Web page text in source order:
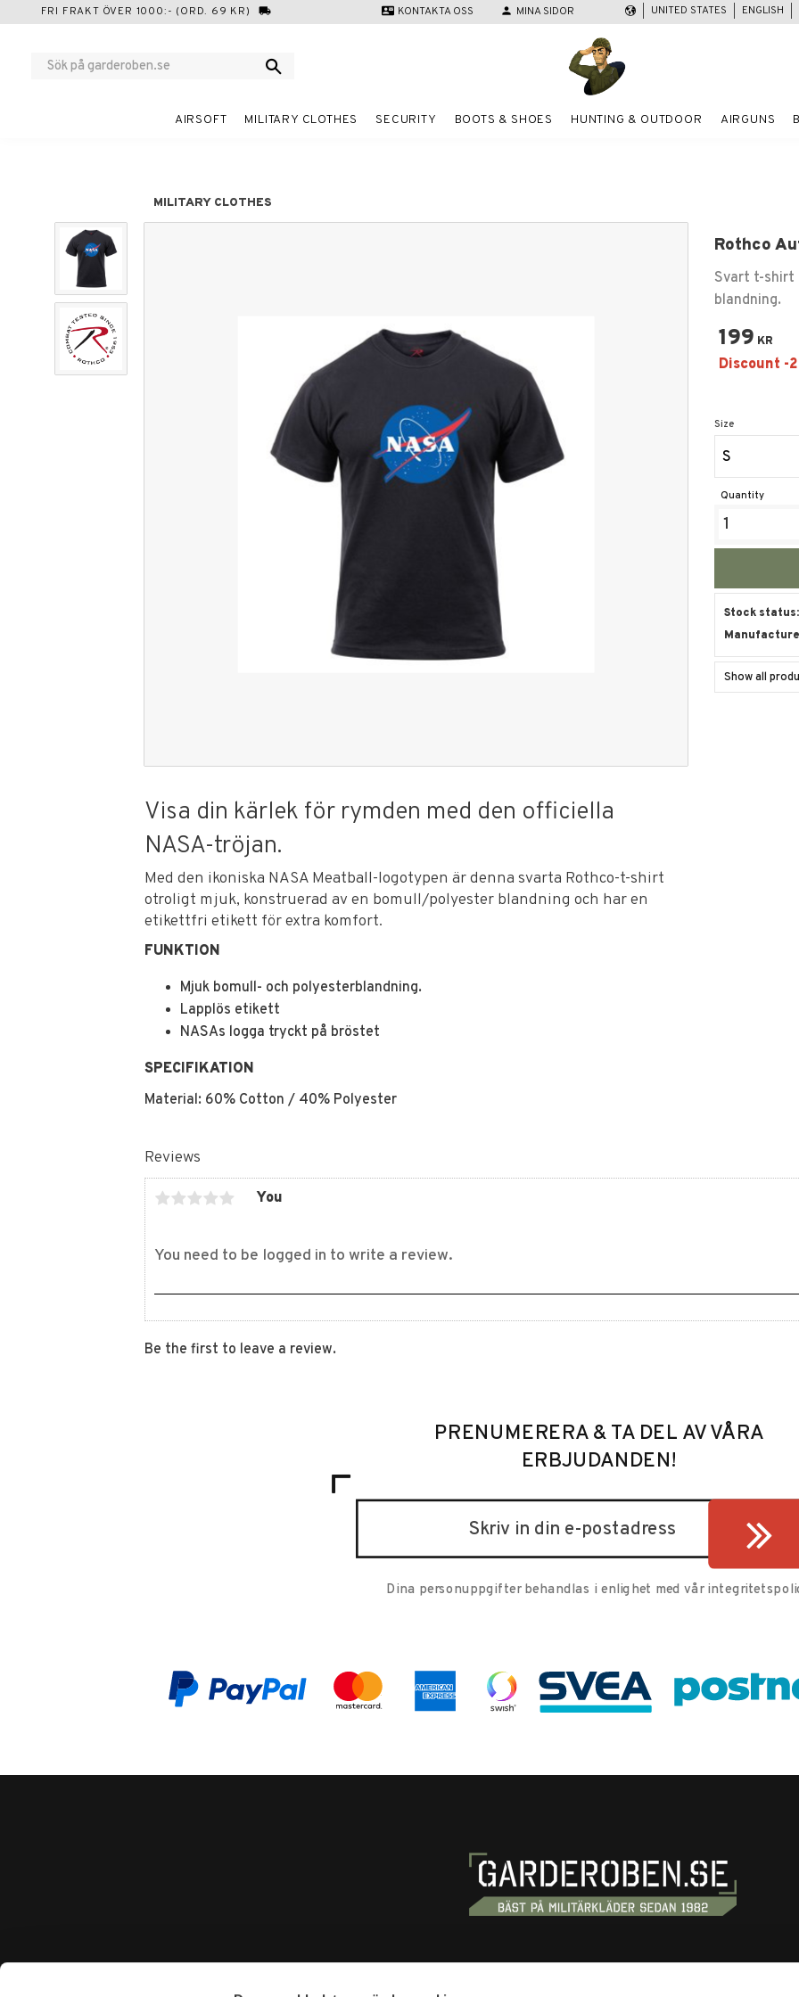
FRI FRAKT ÖVER 1000:- (ORD. 69 KR) local_shipping contact_mail KONTAKTA OSS person MINA SIDOR UNITED STATES ENGLISH
AIRSOFT MILITARY CLOTHES SECURITY BOOTS & SHOES HUNTING & OUTDOOR AIRGUNS
MILITARY CLOTHES
Rothco
Svart t-shirt
blandning.
199 KR
Size
S
Quantity
Stock status
Show all
Visa din kärlek för rymden med den officiella
NASA-tröjan.
Med den ikoniska NASA Meatball-logotypen är denna svarta Rothco-t-shirt
otroligt mjuk, konstruerad av en bomull/polyester blandning och har en
etikettfri etikett för extra komfort.
FUNKTION
Mjuk bomull- och polyesterblandning.
Lapplös etikett
NASAs logga tryckt på bröstet
SPECIFIKATION
Material: 60% Cotton / 40% Polyester
Reviews
You
Be the first to leave a review.
PRENUMERERA & TA DEL AV VÅRA
ERBJUDANDEN!
Dina personuppgifter behandlas i enlighet med vår